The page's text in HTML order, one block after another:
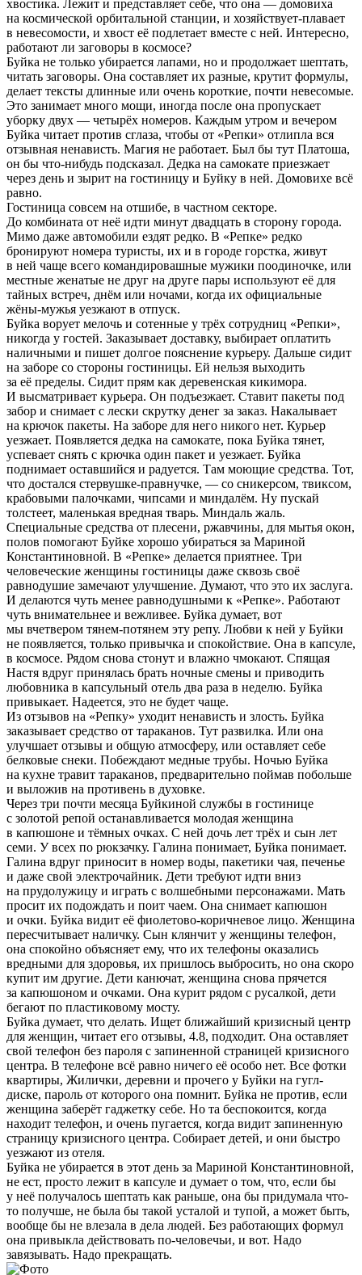
хвостика. Лежит и представляет себе, что она — домовиха
на космической орбитальной станции, и хозяйствует-плавает
в невесомости, и хвост её подлетает вместе с ней. Интересно,
работают ли заговоры в космосе?
Буйка не только убирается лапами, но и продолжает шептать,
читать заговоры. Она составляет их разные, крутит формулы,
делает тексты длинные или очень короткие, почти невесомые.
Это занимает много мощи, иногда после она пропускает
уборку двух — четырёх номеров. Каждым утром и вечером
Буйка читает против сглаза, чтобы от «Репки» отлипла вся
отзывная ненависть. Магия не работает. Был бы тут Платоша,
он бы что-нибудь подсказал. Дедка на самокате приезжает
через день и зырит на гостиницу и Буйку в ней. Домовихе всё
равно.
Гостиница совсем на отшибе, в частном секторе.
До комбината от неё идти минут двадцать в сторону города.
Мимо даже автомобили ездят редко. В «Репке» редко
бронируют номера туристы, их и в городе горстка, живут
в ней чаще всего командировашные мужики поодиночке, или
местные женатые не друг на друге пары используют её для
тайных встреч, днём или ночами, когда их официальные
жёны-мужья уезжают в отпуск.
Буйка ворует мелочь и сотенные у трёх сотрудниц «Репки»,
никогда у гостей. Заказывает доставку, выбирает оплатить
наличными и пишет долгое пояснение курьеру. Дальше сидит
на заборе со стороны гостиницы. Ей нельзя выходить
за её пределы. Сидит прям как деревенская кикимора.
И высматривает курьера. Он подъезжает. Ставит пакеты под
забор и снимает с лески скрутку денег за заказ. Накалывает
на крючок пакеты. На заборе для него никого нет. Курьер
уезжает. Появляется дедка на самокате, пока Буйка тянет,
успевает снять с крючка один пакет и уезжает. Буйка
поднимает оставшийся и радуется. Там моющие средства. Тот,
что достался стервушке-правнучке, — со сникерсом, твиксом,
крабовыми палочками, чипсами и миндалём. Ну пускай
толстеет, маленькая вредная тварь. Миндаль жаль.
Специальные средства от плесени, ржавчины, для мытья окон,
полов помогают Буйке хорошо убираться за Мариной
Константиновной. В «Репке» делается приятнее. Три
человеческие женщины гостиницы даже сквозь своё
равнодушие замечают улучшение. Думают, что это их заслуга.
И делаются чуть менее равнодушными к «Репке». Работают
чуть внимательнее и вежливее. Буйка думает, вот
мы вчетвером тянем-потянем эту репу. Любви к ней у Буйки
не появляется, только привычка и спокойствие. Она в капсуле,
в космосе. Рядом снова стонут и влажно чмокают. Спящая
Настя вдруг принялась брать ночные смены и приводить
любовника в капсульный отель два раза в неделю. Буйка
привыкает. Надеется, это не будет чаще.
Из отзывов на «Репку» уходит ненависть и злость. Буйка
заказывает средство от тараканов. Тут развилка. Или она
улучшает отзывы и общую атмосферу, или оставляет себе
белковые снеки. Побеждают медные трубы. Ночью Буйка
на кухне травит тараканов, предварительно поймав побольше
и выложив на противень в духовке.
Через три почти месяца Буйкиной службы в гостинице
с золотой репой останавливается молодая женщина
в капюшоне и тёмных очках. С ней дочь лет трёх и сын лет
семи. У всех по рюкзачку. Галина понимает, Буйка понимает.
Галина вдруг приносит в номер воды, пакетики чая, печенье
и даже свой электрочайник. Дети требуют идти вниз
на прудолужицу и играть с волшебными персонажами. Мать
просит их подождать и поит чаем. Она снимает капюшон
и очки. Буйка видит её фиолетово-коричневое лицо. Женщина
пересчитывает наличку. Сын клянчит у женщины телефон,
она спокойно объясняет ему, что их телефоны оказались
вредными для здоровья, их пришлось выбросить, но она скоро
купит им другие. Дети канючат, женщина снова прячется
за капюшоном и очками. Она курит рядом с русалкой, дети
бегают по пластиковому мосту.
Буйка думает, что делать. Ищет ближайший кризисный центр
для женщин, читает его отзывы, 4.8, подходит. Она оставляет
свой телефон без пароля с запиненной страницей кризисного
центра. В телефоне всё равно ничего её особо нет. Все фотки
квартиры, Жилички, деревни и прочего у Буйки на гугл-
диске, пароль от которого она помнит. Буйка не против, если
женщина заберёт гаджетку себе. Но та беспокоится, когда
находит телефон, и очень пугается, когда видит запиненную
страницу кризисного центра. Собирает детей, и они быстро
уезжают из отеля.
Буйка не убирается в этот день за Мариной Константиновной,
не ест, просто лежит в капсуле и думает о том, что, если бы
у неё получалось шептать как раньше, она бы придумала что-
то получше, не была бы такой усталой и тупой, а может быть,
вообще бы не влезала в дела людей. Без работающих формул
она привыкла действовать по-человечьи, и вот. Надо
завязывать. Надо прекращать.